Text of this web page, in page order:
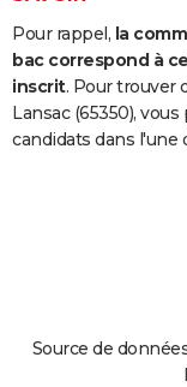
COPAINS D'AVANT
S'inscrire
Se connecter
Lycées
Collèges
Primaires
Universités
Entreprises
Service militaire
Avis de recherche
AVIS DE DÉCÈS
FORUM
Pour rappel, la
bac correspond à
inscrit. Pour trouver
Lansac (65350),
candidats dans l'une
Source de